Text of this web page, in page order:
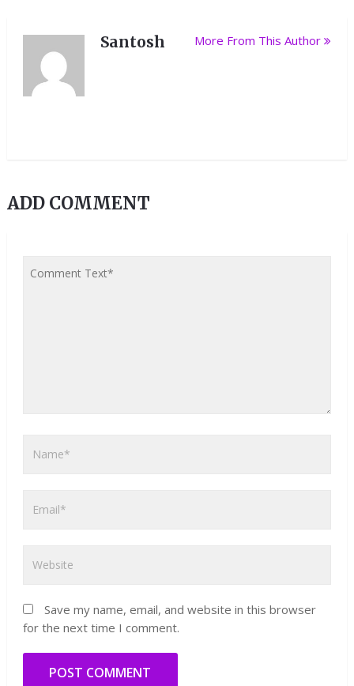
Santosh More From This Author
ADD COMMENT
Save my name, email, and website in this browser
for the next time I comment.